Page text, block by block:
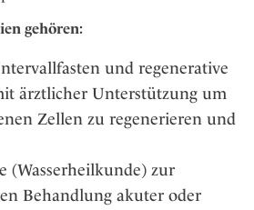
gehören:
und regenerative
ärztlicher Unterstützung um
Zellen zu regenerieren und
(Wasserheilkunde) zur
Behandlung akuter oder